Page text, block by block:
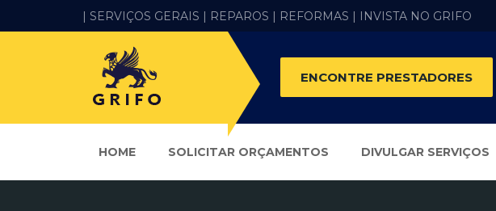
| SERVIÇOS GERAIS | REPAROS | REFORMAS | INVISTA NO GRIFO
ENCONTRE PRESTADORES
HOME SOLICITAR ORÇAMENTOS DIVULGAR SERVIÇOS